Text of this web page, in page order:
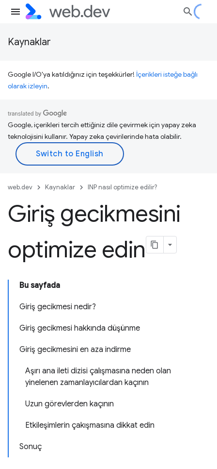
Kaynaklar
Google I/O'ya katıldığınız için teşekkürler! İçerikleri isteğe bağlı
olarak izleyin.
Google, içerikleri tercih ettiğiniz dile çevirmek için yapay zeka
teknolojisini kullanır. Yapay zeka çevirilerinde hata olabilir.
web.dev Kaynaklar INP nasıl optimize edilir?
Giriş gecikmesini
optimize edin
Bu sayfada
Giriş gecikmesi nedir?
Giriş gecikmesi hakkında düşünme
Giriş gecikmesini en aza indirme
Aşırı ana ileti dizisi çalışmasına neden olan
yinelenen zamanlayıcılardan kaçının
Uzun görevlerden kaçının
Etkileşimlerin çakışmasına dikkat edin
Sonuç